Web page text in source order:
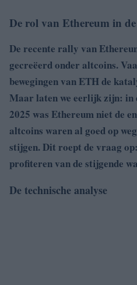
De rol van Ethereum in
De recente rally van
gecreëerd onder altcoins.
bewegingen van ETH de
Maar laten we eerlijk zijn: in
2025 was Ethereum niet de
altcoins waren al goed op
stijgen. Dit roept de vraag
profiteren van de stijgende
De technische analyse